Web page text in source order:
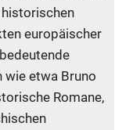
europäischer
etwa Bruno
Romane,